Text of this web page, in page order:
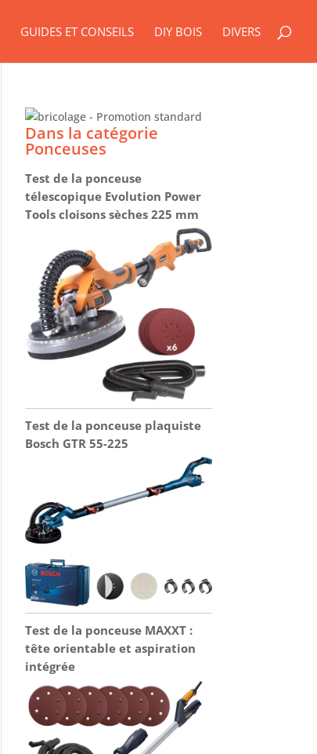
GUIDES ET CONSEILS DIY BOIS DIVERS
Dans la catégorie
Ponceuses
Test de la ponceuse
télescopique Evolution Power
Tools cloisons sèches 225 mm
Test de la ponceuse plaquiste
Bosch GTR 55-225
Test de la ponceuse MAXXT :
tête orientable et aspiration
intégrée